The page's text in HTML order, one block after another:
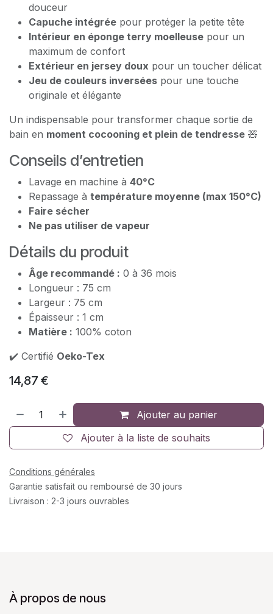
douceur
Capuche intégrée pour protéger la petite tête
Intérieur en éponge terry moelleuse pour un
maximum de confort
Extérieur en jersey doux pour un toucher délicat
Jeu de couleurs inversées pour une touche
originale et élégante
Un indispensable pour transformer chaque sortie de
bain en moment cocooning et plein de tendresse 🧸
Conseils d’entretien
Lavage en machine à 40°C
Repassage à température moyenne (max 150°C)
Faire sécher
Ne pas utiliser de vapeur
Détails du produit
Âge recommandé : 0 à 36 mois
Longueur : 75 cm
Largeur : 75 cm
Épaisseur : 1 cm
Matière : 100% coton
✔️ Certifié Oeko-Tex
14,87 €
Ajouter au panier
Ajouter à la liste de souhaits
Conditions générales
Garantie satisfait ou remboursé de 30 jours
Livraison : 2-3 jours ouvrables
À propos de nous